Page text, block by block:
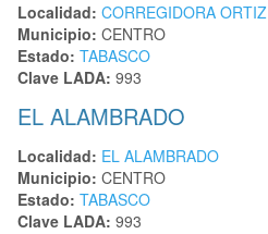
Localidad: CORREGIDORA
Municipio: CENTRO
Estado: TABASCO
Clave LADA: 993
EL ALAMBRADO
Localidad: EL ALAMBRADO
Municipio: CENTRO
Estado: TABASCO
Clave LADA: 993